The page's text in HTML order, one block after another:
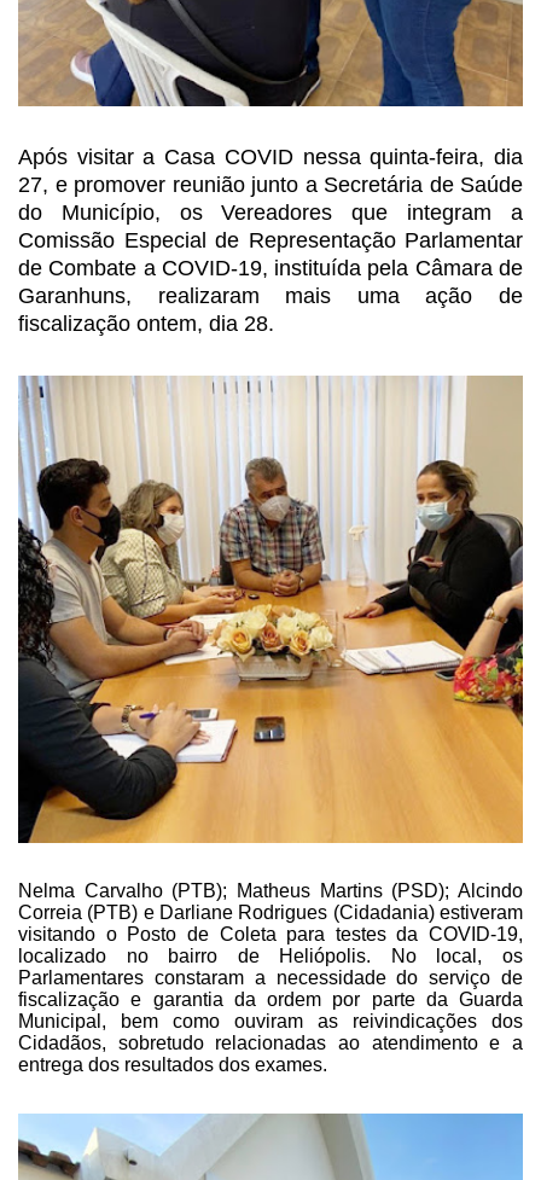
Após visitar a Casa COVID nessa quinta-feira, dia
27, epromover reunião junto a Secretária de Saúde
do Município, os Vereadores que integram a
Comissão Especial de Representação Parlamentar
de Combate aCOVID-19, instituída pela Câmara de
Garanhuns, realizaram mais uma ação de
fiscalização ontem, dia 28.
Nelma Carvalho (PTB); Matheus Martins (PSD); Alcindo
Correia (PTB) e Darliane Rodrigues (Cidadania) estiveram
visitando o Posto deColeta para testes da COVID-19,
localizado no bairro de Heliópolis. No local, os
Parlamentares constaram a necessidade do serviço de
fiscalização e garantia da ordem por parte da Guarda
Municipal, bem como ouviram as reivindicações dos
Cidadãos, sobretudo relacionadas ao atendimento e a
entrega dos resultados dos exames.